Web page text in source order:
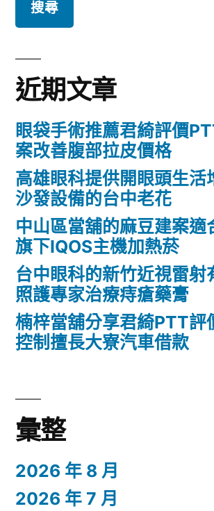
鍵
字:
近期文章
眼袋手術推薦君綺評價
案改善腹部拉皮價格
高雄眼科提供開眼頭生活
沙發設備的台中老花
中山區當舖的麻豆建案適
旗下IQOS主機加熱菸
台中眼科的新竹近視雷射
照護專家治療痔瘡藥膏
楠梓當舖分享君綺PTT評
控制擅長大寮汽車借款
彙整
2026 年 8 月
2026 年 7 月